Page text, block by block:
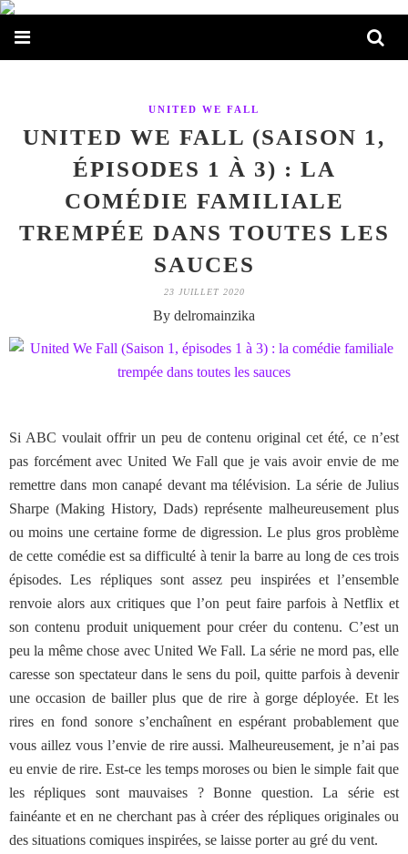
UNITED WE FALL
UNITED WE FALL (SAISON 1,
ÉPISODES 1 À 3) : LA
COMÉDIE FAMILIALE
TREMPÉE DANS TOUTES LES
SAUCES
23 JUILLET 2020
By delromainzika
Si ABC voulait offrir un peu de contenu original cet été, ce n’est
pas forcément avec United We Fall que je vais avoir envie de me
remettre dans mon canapé devant ma télévision. La série de Julius
Sharpe (Making History, Dads) représente malheureusement plus
ou moins une certaine forme de digression. Le plus gros problème
de cette comédie est sa difficulté à tenir la barre au long de ces trois
épisodes. Les répliques sont assez peu inspirées et l’ensemble
renvoie alors aux critiques que l’on peut faire parfois à Netflix et
son contenu produit uniquement pour créer du contenu. C’est un
peu la même chose avec United We Fall. La série ne mord pas, elle
caresse son spectateur dans le sens du poil, quitte parfois à devenir
une occasion de bailler plus que de rire à gorge déployée. Et les
rires en fond sonore s’enchaînent en espérant probablement que
vous aillez vous l’envie de rire aussi. Malheureusement, je n’ai pas
eu envie de rire. Est-ce les temps moroses ou bien le simple fait que
les répliques sont mauvaises ? Bonne question. La série est
fainéante et en ne cherchant pas à créer des répliques originales ou
des situations comiques inspirées, se laisse porter au gré du vent.